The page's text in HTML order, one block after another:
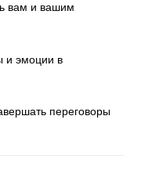
вам и вашим
и эмоции в
переговоры